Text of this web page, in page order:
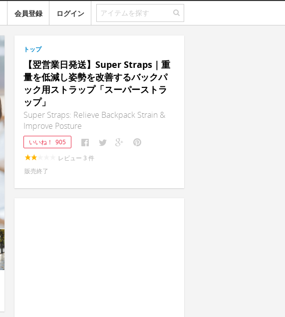
会員登録 ログイン
トップ
【翌営業日発送】Super Straps｜重
量を低減し姿勢を改善するバックパ
ック用ストラップ「スーパーストラ
ップ」
Super Straps: Relieve Backpack Strain &
Improve Posture
いいね！ 905
レビュー 3 件
販売終了